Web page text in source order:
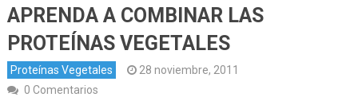
APRENDA A COMBINAR LAS
PROTEÍNAS VEGETALES
Proteínas Vegetales
28 noviembre, 2011
0 Comentarios